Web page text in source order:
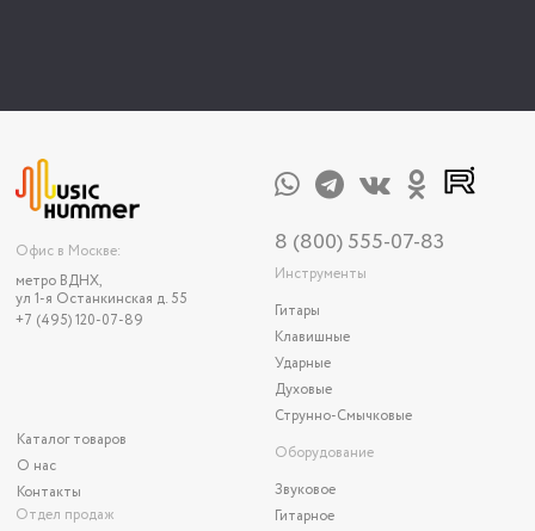
Офис в Москве:
метро ВДНХ,
ул 1-я Останкинская д. 55
+7 (495) 120-07-89
Каталог товаров
О нас
Контакты
Отдел продаж
8 (800) 555-07-83
Инструменты
Гитары
Клавишные
Ударные
Духовые
Струнно-Смычковые
Оборудование
Звуковое
Гитарное